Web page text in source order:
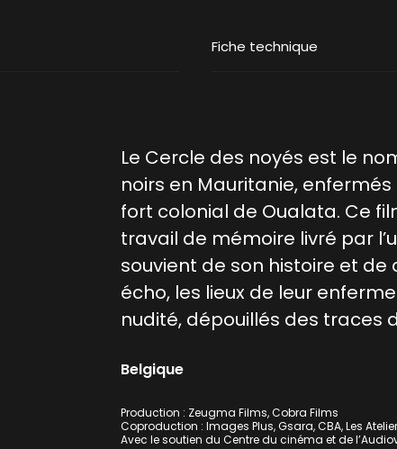
Fiche technique
Le Cercle des noyés est le
noirs en Mauritanie,
fort colonial de Oualata. Ce
travail de mémoire livré par
souvient de son histoire et
écho, les lieux de leur
nudité, dépouillés des traces
Belgique
Production : Zeugma Films, Cobra Films
Coproduction : Images Plus, Gsara, CBA, Les
Avec le soutien du Centre du cinéma et de